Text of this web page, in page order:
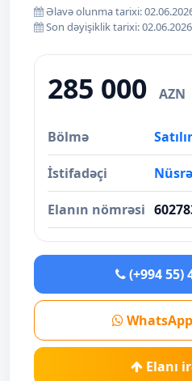
Əlavə olunma tarixi:
Son dəyişiklik tarixi: 02.06.2026
285 000 AZN
Bölmə Satılır
İstifadəçi
Elanın nömrəsi
(+994 55)
Elanı